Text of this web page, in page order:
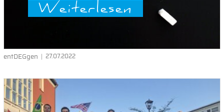
Weiterlesen
entDEGgen 27.07.2022